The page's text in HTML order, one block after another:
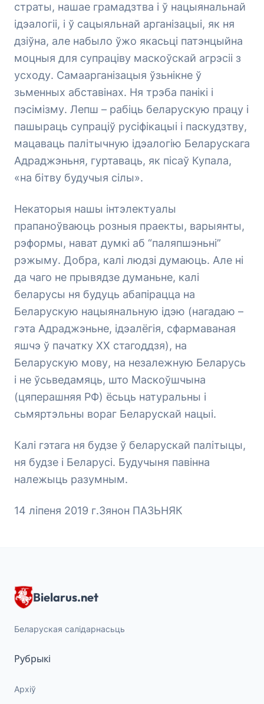
страты, нашае грамадзтва і ў нацыянальнай
ідэалогіі, і ў сацыяльнай арганізацыі, як ня
дзіўна, але набыло ўжо якасьці патэнцыйна
моцныя для супраціву маскоўскай агрэсіі з
усходу. Самаарганізацыя ўзьнікне ў
зьменных абставінах. Ня трэба панікі і
пэсімізму. Лепш – рабіць беларускую працу і
пашыраць супраціў русіфікацыі і паскудзтву,
мацаваць палітычную ідэалогію Беларускага
Адраджэньня, гуртаваць, як пісаў Купала,
«на бітву будучыя сілы».
Некаторыя нашы інтэлектуалы
прапаноўваюць розныя праекты, варыянты,
рэформы, нават думкі аб “паляпшэньні”
рэжыму. Добра, калі людзі думаюць. Але ні
да чаго не прывядзе думаньне, калі
беларусы ня будуць абапірацца на
Беларускую нацыянальную ідэю (нагадаю –
гэта Адраджэньне, ідэалёгія, сфармаваная
яшчэ ў пачатку ХХ стагоддзя), на
Беларускую мову, на незалежную Беларусь
і не ўсьведамяць, што Маскоўшчына
(цяперашняя РФ) ёсьць натуральны і
сьмяртэльны вораг Беларускай нацыі.
Калі гэтага ня будзе ў беларускай палітыцы,
ня будзе і Беларусі. Будучыня павінна
належыць разумным.
14 ліпеня 2019 г.Зянон ПАЗЬНЯК
Bielarus.net
Беларуская салідарнасьць
Рубрыкі
Архіў